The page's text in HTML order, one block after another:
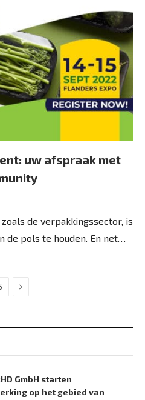
uw afspraak met
de verpakkingssector, is
de pols te houden. En net…
Next
GmbH starten
op het gebied van